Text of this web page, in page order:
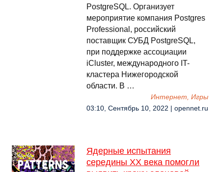
PostgreSQL. Организует
мероприятие компания Postgres
Professional, российский
поставщик СУБД PostgreSQL,
при поддержке ассоциации
iCluster, международного IT-
кластера Нижегородской
области. В …
Интернет, Игры
03:10, Сентябрь 10, 2022 | opennet.ru
Ядерные испытания
середины XX века помогли